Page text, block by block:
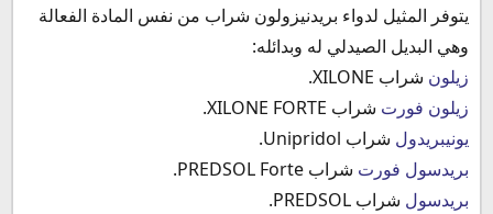
يتوفر المثيل لدواء بريدنيزولون شراب من نفس المادة الفعالة
وهي البديل الصيدلي له وبدائله:
زيلون شراب XILONE.
زيلون فورت شراب XILONE FORTE.
يونيبريدول شراب Unipridol.
بريدسول فورت شراب PREDSOL Forte.
بريدسول شراب PREDSOL.